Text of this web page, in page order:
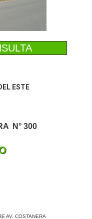
ESTE
N° 300
AV. COSTANERA